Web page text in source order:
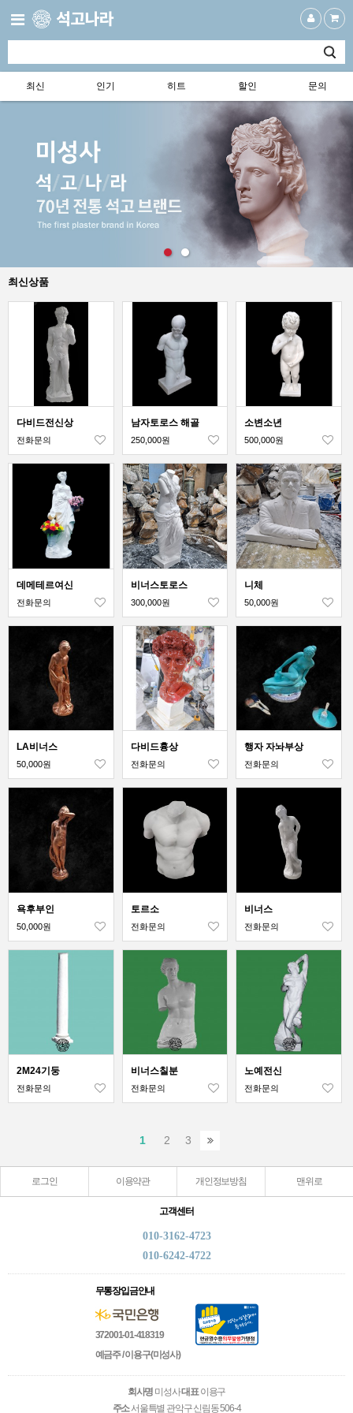
최신 인기 히트 할인 문의
최신상품
다비드전신상
전화문의
남자토로스 해골
250,000원
소변소년
500,000원
데메테르여신
전화문의
비너스토로스
300,000원
니체
50,000원
LA비너스
50,000원
다비드흉상
전화문의
행자 자놔부상
전화문의
욕후부인
50,000원
토르소
전화문의
비너스
전화문의
2M24기둥
전화문의
비너스칠분
전화문의
노예전신
전화문의
1 2 3
로그인 이용약관 개인정보방침 맨위로
고객센터
010-3162-4723
010-6242-4722
무통장입금안내
372001-01-418319
예금주 / 이용구(미성사)
회사명 미성사대표이용구
주소서울특별 관악구 신림동 506-4